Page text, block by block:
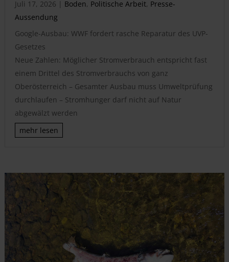
Juli 17, 2026 | Boden, Politische Arbeit, Presse-
Aussendung
Google-Ausbau: WWF fordert rasche Reparatur des UVP-
Gesetzes
Neue Zahlen: Möglicher Stromverbrauch entspricht fast
einem Drittel des Stromverbrauchs von ganz
Oberösterreich – Gesamter Ausbau muss Umweltprüfung
durchlaufen – Stromhunger darf nicht auf Natur
abgewälzt werden
mehr lesen